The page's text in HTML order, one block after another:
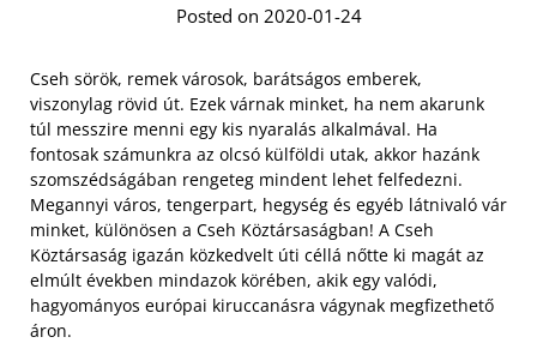
Posted on 2020-01-24
Cseh sörök, remek városok, barátságos emberek,
viszonylag rövid út. Ezek várnak minket, ha nem akarunk
túl messzire menni egy kis nyaralás alkalmával. Ha
fontosak számunkra az olcsó külföldi utak, akkor hazánk
szomszédságában rengeteg mindent lehet felfedezni.
Megannyi város, tengerpart, hegység és egyéb látnivaló vár
minket, különösen a Cseh Köztársaságban! A Cseh
Köztársaság igazán közkedvelt úti céllá nőtte ki magát az
elmúlt években mindazok körében, akik egy valódi,
hagyományos európai kiruccanásra vágynak megfizethető
áron.